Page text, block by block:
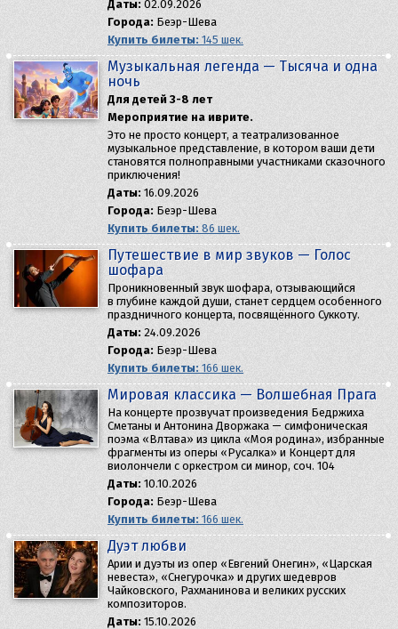
Даты: 02.09.2026
Города: Беэр-Шева
Купить билеты: 145 шек.
Музыкальная легенда — Тысяча и одна
ночь
Для детей 3-8 лет
Мероприятие на иврите.
Это не просто концерт, а театрализованное
музыкальное представление, в котором ваши дети
становятся полноправными участниками сказочного
приключения!
Даты: 16.09.2026
Города: Беэр-Шева
Купить билеты: 86 шек.
Путешествие в мир звуков — Голос
шофара
Проникновенный звук шофара, отзывающийся
в глубине каждой души, станет сердцем особенного
праздничного концерта, посвящённого Суккоту.
Даты: 24.09.2026
Города: Беэр-Шева
Купить билеты: 166 шек.
Мировая классика — Волшебная Прага
На концерте прозвучат произведения Бедржиха
Сметаны и Антонина Дворжака — симфоническая
поэма «Влтава» из цикла «Моя родина», избранные
фрагменты из оперы «Русалка» и Концерт для
виолончели с оркестром си минор, соч. 104
Даты: 10.10.2026
Города: Беэр-Шева
Купить билеты: 166 шек.
Дуэт любви
Арии и дуэты из опер «Евгений Онегин», «Царская
невеста», «Снегурочка» и других шедевров
Чайковского, Рахманинова и великих русских
композиторов.
Даты: 15.10.2026